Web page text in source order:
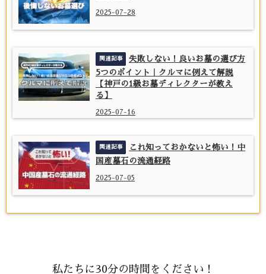
2025-07-28
失敗しない！良いお墓の選び方
5つのポイント｜クルマに例えて解説
【神戸の1級お墓ディレクターが教え
る】
2025-07-16
これ知っておかないと怖い！中
国産墓石の流通経路
2025-07-05
私たちに30分の時間をください！